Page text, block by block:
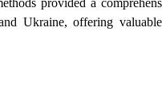
Ukraine, offering